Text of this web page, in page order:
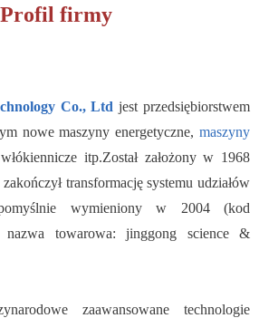
Profil firmy
Co., Ltdjest przedsiębiorstwem
nowe maszyny energetyczne, maszyny
itp.Został założony w 1968
transformację systemu udziałów
wymieniony w 2004 (kod
nazwa towarowa: jinggong science &
zaawansowane technologie